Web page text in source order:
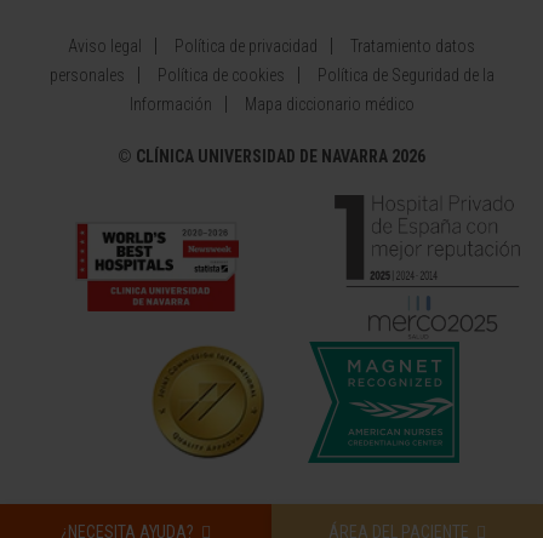
¿NECESITA AYUDA? ÁREA DEL PACIENTE
Aviso legal Política de privacidad
Tratamiento datos
personales
Política de cookies
Política de Seguridad de la
Información
Mapa diccionario médico
© CLÍNICA UNIVERSIDAD DE NAVARRA 2026